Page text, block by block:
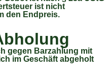
ist nicht
den Endpreis.
gegen Barzahlung mit
im Geschäft abgeholt